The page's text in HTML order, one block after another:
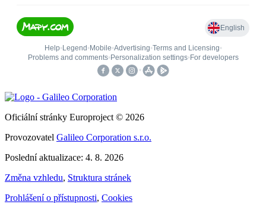
Oficiální stránky Europroject © 2026
Provozovatel Galileo Corporation s.r.o.
Poslední aktualizace: 4. 8. 2026
Změna vzhledu, Struktura stránek
Prohlášení o přístupnosti, Cookies